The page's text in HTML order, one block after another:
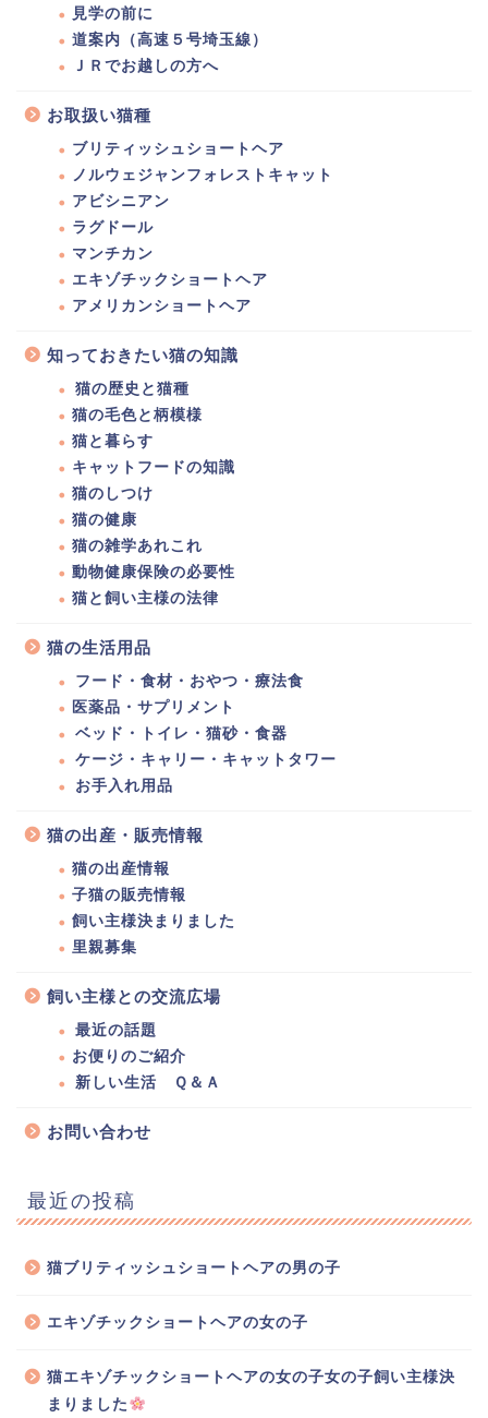
見学の前に
道案内（高速５号埼玉線）
ＪＲでお越しの方へ
お取扱い猫種
ブリティッシュショートヘア
ノルウェジャンフォレストキャット
アビシニアン
ラグドール
マンチカン
エキゾチックショートヘア
アメリカンショートヘア
知っておきたい猫の知識
猫の歴史と猫種
猫の毛色と柄模様
猫と暮らす
キャットフードの知識
猫のしつけ
猫の健康
猫の雑学あれこれ
動物健康保険の必要性
猫と飼い主様の法律
猫の生活用品
フード・食材・おやつ・療法食
医薬品・サプリメント
ベッド・トイレ・猫砂・食器
ケージ・キャリー・キャットタワー
お手入れ用品
猫の出産・販売情報
猫の出産情報
子猫の販売情報
飼い主様決まりました
里親募集
飼い主様との交流広場
最近の話題
お便りのご紹介
新しい生活 Ｑ＆Ａ
お問い合わせ
最近の投稿
猫ブリティッシュショートヘアの男の子
エキゾチックショートヘアの女の子
猫エキゾチックショートヘアの女の子女の子飼い主様決
まりました